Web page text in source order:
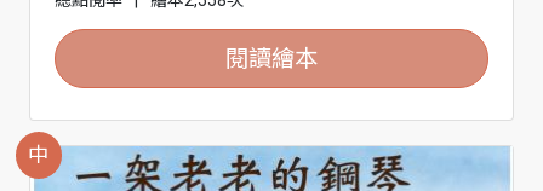
閱讀繪本
中